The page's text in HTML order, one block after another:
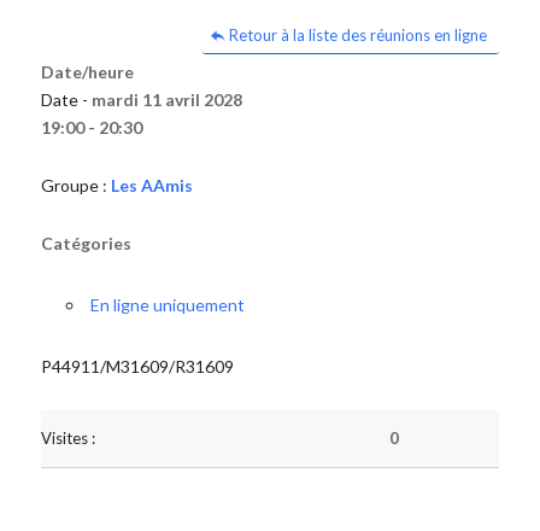
Retour à la liste des réunions en ligne
Date/heure
Date - mardi 11 avril 2028
19:00 - 20:30
Groupe : Les AAmis
Catégories
En ligne uniquement
P44911/M31609/R31609
Visites : 0